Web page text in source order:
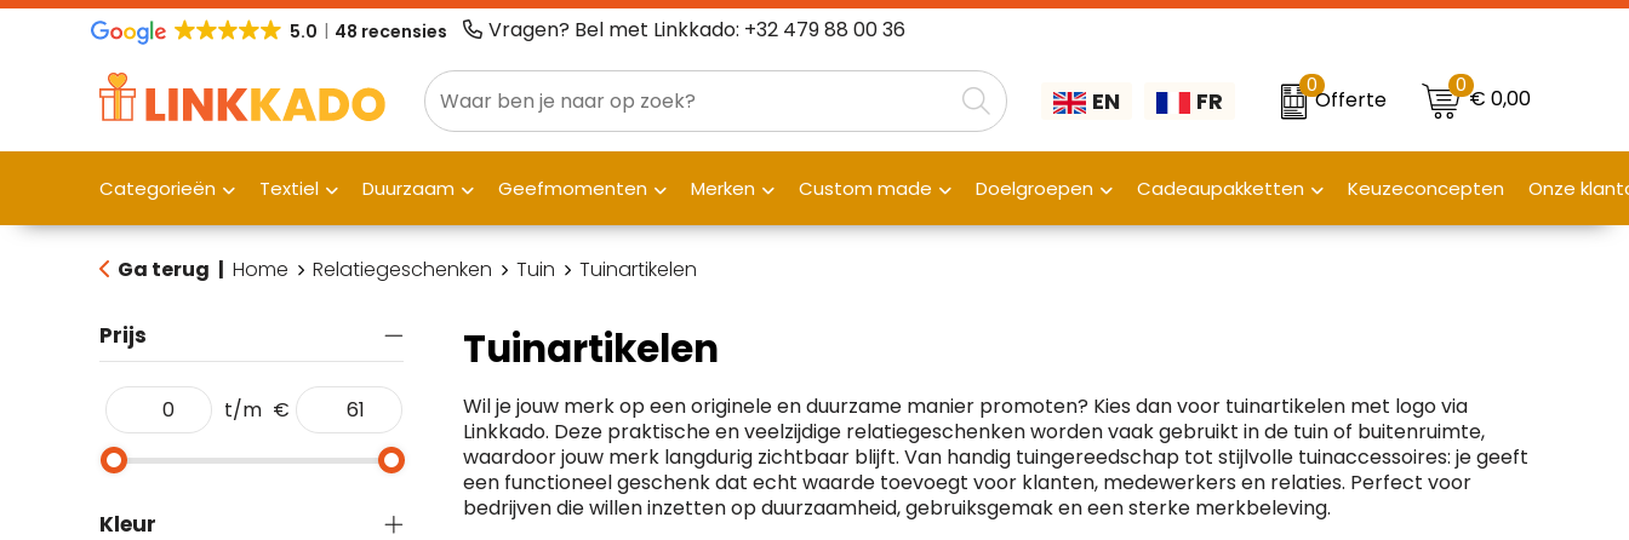
5.0 48 recensies Vragen? Bel met Linkkado: +32 479 88 00 36
EN FR
0
Offerte
0€ 0,00
Categorieën Textiel Duurzaam Geefmomenten Merken Custom made Doelgroepen Cadeaupakketten Keuzeconcepten Onze
Ga terug | Home Relatiegeschenken Tuin Tuinartikelen
Prijs
t/m €
Kleur
Tuinartikelen
Wil je jouw merk op een originele en duurzame manier promoten? Kies dan voor tuinartikelen met logo via
Linkkado. Deze praktische en veelzijdige relatiegeschenken worden vaak gebruikt in de tuin of buitenruimte,
waardoor jouw merk langdurig zichtbaar blijft. Van handig tuingereedschap tot stijlvolle tuinaccessoires: je geeft
een functioneel geschenk dat echt waarde toevoegt voor klanten, medewerkers en relaties. Perfect voor
bedrijven die willen inzetten op duurzaamheid, gebruiksgemak en een sterke merkbeleving.